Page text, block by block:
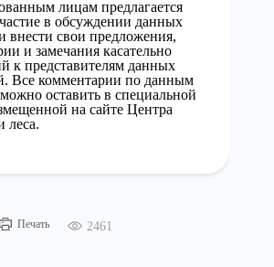
лицам предлагается
в обсуждении данных
внести свои предложения,
и замечания касательно
к представителям данных
Все комментарии по данным
оставить в специальной
на сайте Центра
леса.
Печать 2461